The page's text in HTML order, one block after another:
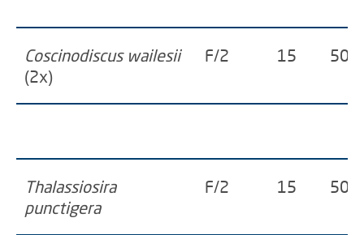
Coscinodiscus wailesii
(2x)
F/2 15 50
Thalassiosira
punctigera
F/2 15 50